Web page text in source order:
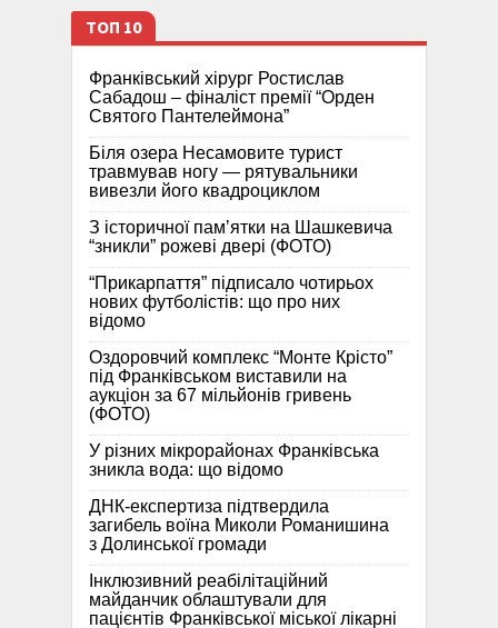
ТОП 10
Франківський хірург Ростислав
Сабадош – фіналіст премії “Орден
Святого Пантелеймона”
Біля озера Несамовите турист
травмував ногу — рятувальники
вивезли його квадроциклом
З історичної памʼятки на Шашкевича
“зникли” рожеві двері (ФОТО)
“Прикарпаття” підписало чотирьох
нових футболістів: що про них
відомо
Оздоровчий комплекс “Монте Крісто”
під Франківськом виставили на
аукціон за 67 мільйонів гривень
(ФОТО)
У різних мікрорайонах Франківська
зникла вода: що відомо
ДНК-експертиза підтвердила
загибель воїна Миколи Романишина
з Долинської громади
Інклюзивний реабілітаційний
майданчик облаштували для
пацієнтів Франківської міської лікарні